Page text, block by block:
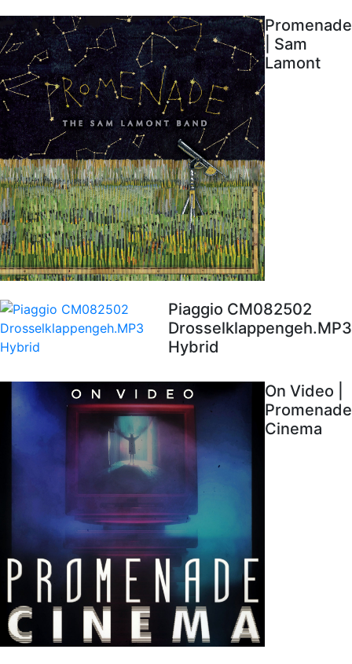
Promenade
| Sam
Lamont
Piaggio CM082502
Drosselklappengeh.MP3
Hybrid
On Video |
Promenade
Cinema